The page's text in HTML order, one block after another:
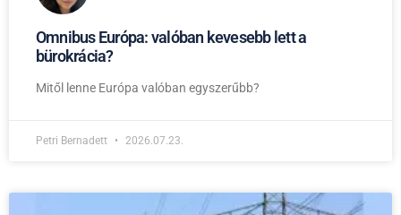
Omnibus Európa: valóban kevesebb lett a
bürokrácia?
Mitől lenne Európa valóban egyszerűbb?
Petri Bernadett 2026.07.23.